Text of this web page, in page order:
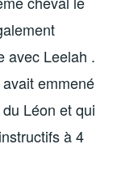
avec Leelah .
emmené
Léon et qui
à 4